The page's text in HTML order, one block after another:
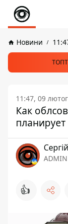
Новини
11:47, 09
Как
ADMIN
👍